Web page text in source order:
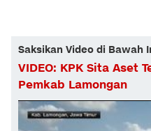
Saksikan Video di Bawah
VIDEO: KPK Sita Aset
Pemkab Lamongan